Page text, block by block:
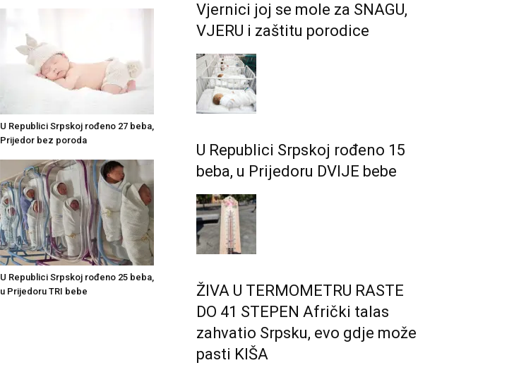
U Republici Srpskoj rođeno 27 beba,
Prijedor bez poroda
U Republici Srpskoj rođeno 25 beba,
u Prijedoru TRI bebe
Vjernici joj se mole za SNAGU,
VJERU i zaštitu porodice
U Republici Srpskoj rođeno 15
beba, u Prijedoru DVIJE bebe
ŽIVA U TERMOMETRU RASTE
DO 41 STEPEN Afrički talas
zahvatio Srpsku, evo gdje može
pasti KIŠA